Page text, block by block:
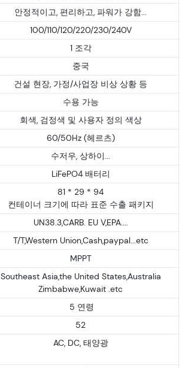
안정적이고, 편리하고, 파워가 강함...
100/110/120/220/230/240V
1 조각
중국
건설 현장, 가정/사업장 비상 상황 등
수용 가능
회색, 검정색 및 사용자 정의 색상
60/50Hz (헤르츠)
수저우, 상하이...
LiFePO4 배터리
81 * 29 * 94
컨테이너 크기에 따라 표준 수출 패키지
UN38.3,CARB. EU V,EPA....
T/T,Western Union,Cash,paypal...etc
MPPT
Southeast Asia,the United States,Australia
Zimbabwe,Kuwait .etc
5 연령
52
AC, DC, 태양광